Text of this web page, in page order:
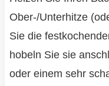
Ober-/Unterhitze
Sie die
hobeln Sie sie
oder einem sehr